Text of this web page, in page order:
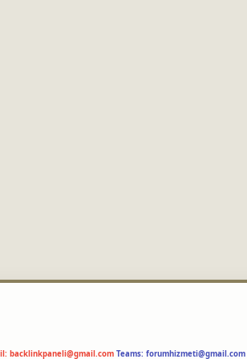
backlinkpaneli@gmail.com Teams: forumhizmeti@gmail.com